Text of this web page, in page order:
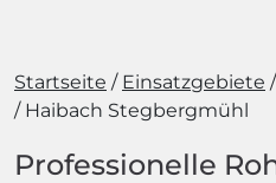
Startseite Einsatzgebiete
Haibach Stegbergmühl
Professionelle